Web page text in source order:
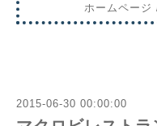
ホームページ
2015-06-30 00:00:00